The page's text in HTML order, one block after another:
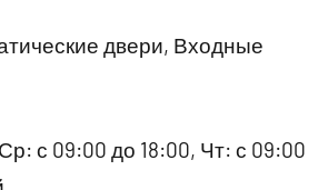
двери, Входные
с 09:00 до 18:00, Чт: с 09:00